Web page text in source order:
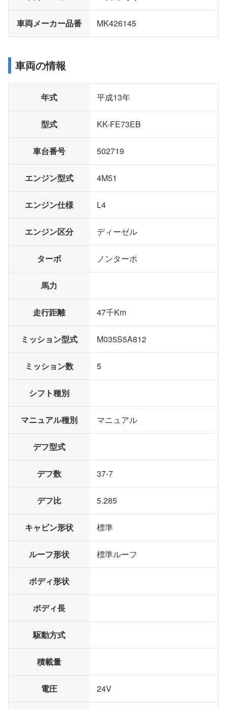
車両メーカー品番 MK426145
車両の情報
年式 平成13年
型式 KK-FE73EB
車台番号 502719
エンジン型式 4M51
エンジン仕様 L4
エンジン区分 ディーゼル
ターボ ノンターボ
馬力
走行距離 47千Km
ミッション型式 M035S5A812
ミッション数 5
シフト種別
マニュアル種別 マニュアル
デフ型式
デフ数 37-7
デフ比 5.285
キャビン形状 標準
ルーフ形状 標準ルーフ
ボディ形状
ボディ長
駆動方式
積載量
電圧 24V